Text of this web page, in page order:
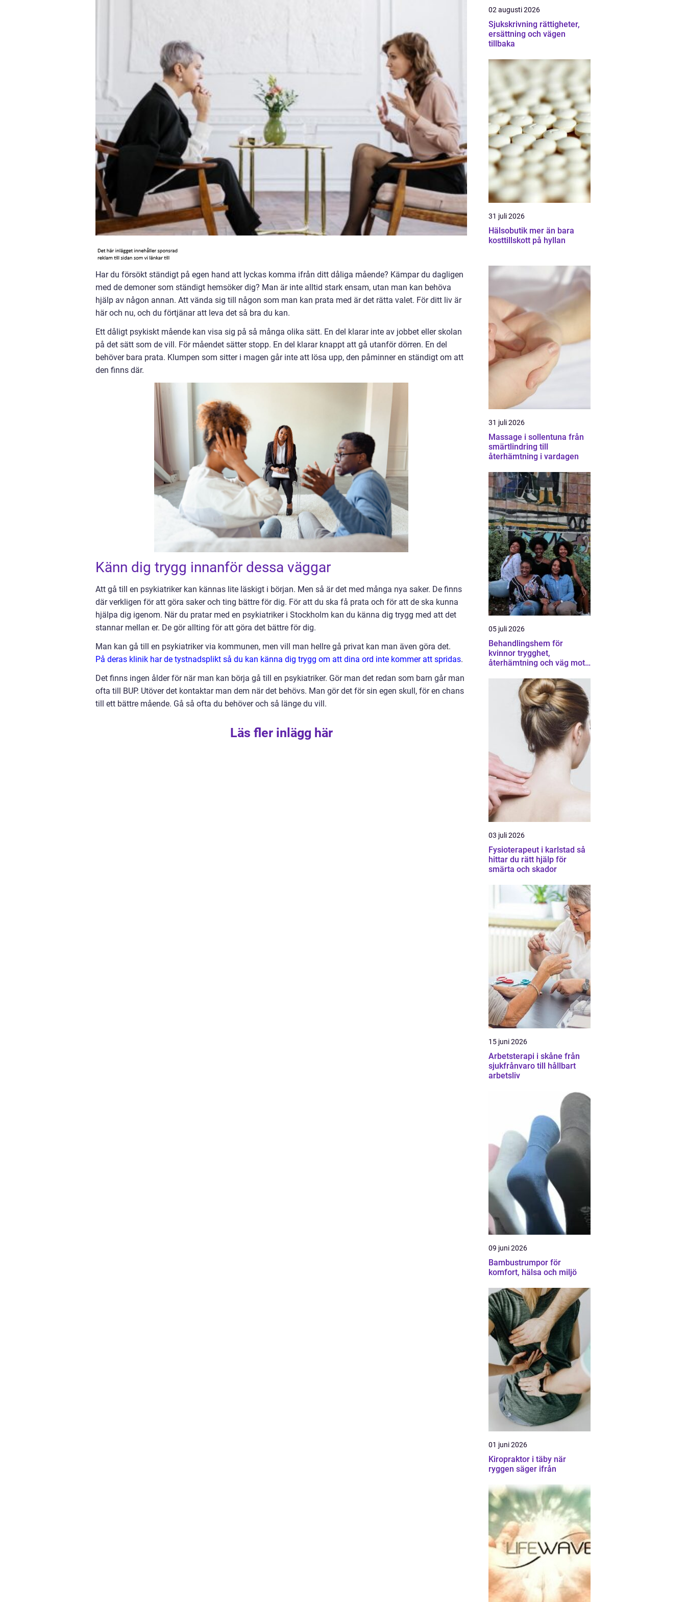
Har du försökt ständigt på egen hand att lyckas komma ifrån ditt dåliga mående? Kämpar du dagligen
med de demoner som ständigt hemsöker dig? Man är inte alltid stark ensam, utan man kan behöva
hjälp av någon annan. Att vända sig till någon som man kan prata med är det rätta valet. För ditt liv är
här och nu, och du förtjänar att leva det så bra du kan.
Ett dåligt psykiskt mående kan visa sig på så många olika sätt. En del klarar inte av jobbet eller skolan
på det sätt som de vill. För måendet sätter stopp. En del klarar knappt att gå utanför dörren. En del
behöver bara prata. Klumpen som sitter i magen går inte att lösa upp, den påminner en ständigt om att
den finns där.
Känn dig trygg innanför dessa väggar
Att gå till en psykiatriker kan kännas lite läskigt i början. Men så är det med många nya saker. De finns
där verkligen för att göra saker och ting bättre för dig. För att du ska få prata och för att de ska kunna
hjälpa dig igenom. När du pratar med en psykiatriker i Stockholm kan du känna dig trygg med att det
stannar mellan er. De gör allting för att göra det bättre för dig.
Man kan gå till en psykiatriker via kommunen, men vill man hellre gå privat kan man även göra det.
På deras klinik har de tystnadsplikt så du kan känna dig trygg om att dina ord inte kommer att spridas.
Det finns ingen ålder för när man kan börja gå till en psykiatriker. Gör man det redan som barn går man
ofta till BUP. Utöver det kontaktar man dem när det behövs. Man gör det för sin egen skull, för en chans
till ett bättre mående. Gå så ofta du behöver och så länge du vill.
Läs fler inlägg här
02 augusti 2026
Sjukskrivning rättigheter,
ersättning och vägen
tillbaka
31 juli 2026
Hälsobutik mer än bara
kosttillskott på hyllan
31 juli 2026
Massage i sollentuna från
smärtlindring till
återhämtning i vardagen
05 juli 2026
Behandlingshem för
kvinnor trygghet,
återhämtning och väg mot
03 juli 2026
Fysioterapeut i karlstad så
hittar du rätt hjälp för
smärta och skador
15 juni 2026
Arbetsterapi i skåne från
sjukfrånvaro till hållbart
arbetsliv
09 juni 2026
Bambustrumpor för
komfort, hälsa och miljö
01 juni 2026
Kiropraktor i täby när
ryggen säger ifrån